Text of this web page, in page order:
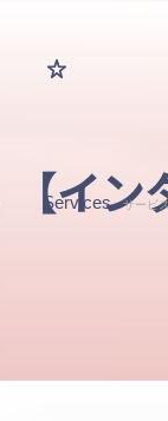
Services サービ
【イ